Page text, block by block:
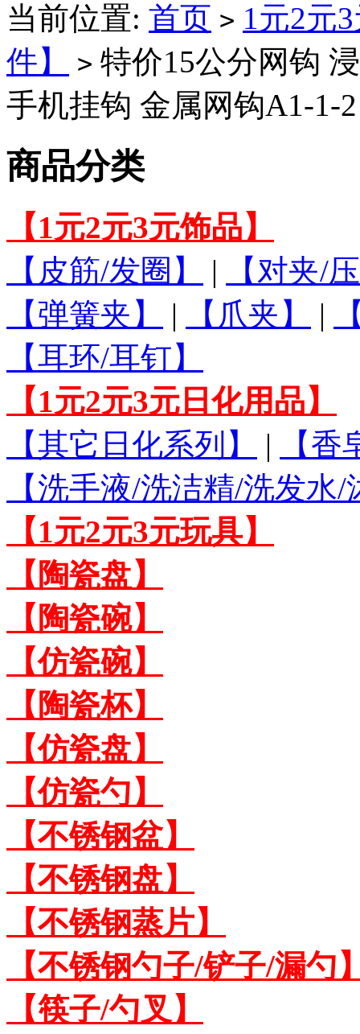
当前位置: 首页 > 1元2元
件】
> 特价15公分网钩
手机挂钩 金属网钩A1-1-2
商品分类
【1元2元3元饰品】
【皮筋/发圈】
|
【对夹/
【弹簧夹】
| 【爪夹】 |
【耳环/耳钉】
【1元2元3元日化用品】
【其它日化系列】
|
【
【洗手液/洗洁精/洗发水
【1元2元3元玩具】
【陶瓷盘】
【陶瓷碗】
【仿瓷碗】
【陶瓷杯】
【仿瓷盘】
【仿瓷勺】
【不锈钢盆】
【不锈钢盘】
【不锈钢蒸片】
【不锈钢勺子/铲子/漏勺
【筷子/勺叉】